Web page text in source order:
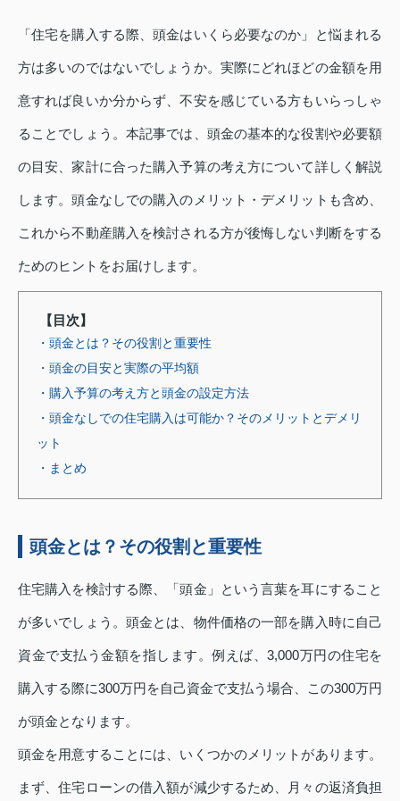
「住宅を購入する際、頭金はいくら必要なのか」と悩まれる
方は多いのではないでしょうか。実際にどれほどの金額を用
意すれば良いか分からず、不安を感じている方もいらっしゃ
ることでしょう。本記事では、頭金の基本的な役割や必要額
の目安、家計に合った購入予算の考え方について詳しく解説
します。頭金なしでの購入のメリット・デメリットも含め、
これから不動産購入を検討される方が後悔しない判断をする
ためのヒントをお届けします。
【目次】
・頭金とは？その役割と重要性
・頭金の目安と実際の平均額
・購入予算の考え方と頭金の設定方法
・頭金なしでの住宅購入は可能か？そのメリットとデメリ
ット
・まとめ
頭金とは？その役割と重要性
住宅購入を検討する際、「頭金」という言葉を耳にすること
が多いでしょう。頭金とは、物件価格の一部を購入時に自己
資金で支払う金額を指します。例えば、3,000万円の住宅を
購入する際に300万円を自己資金で支払う場合、この300万円
が頭金となります。
頭金を用意することには、いくつかのメリットがあります。
まず、住宅ローンの借入額が減少するため、月々の返済負担